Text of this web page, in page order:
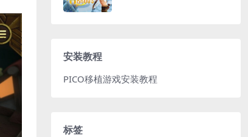
安装教程
PICO移植游戏安装教程
标签